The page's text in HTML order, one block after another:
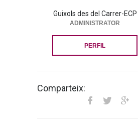
Guixols des del Carrer-ECP
ADMINISTRATOR
PERFIL
Comparteix: